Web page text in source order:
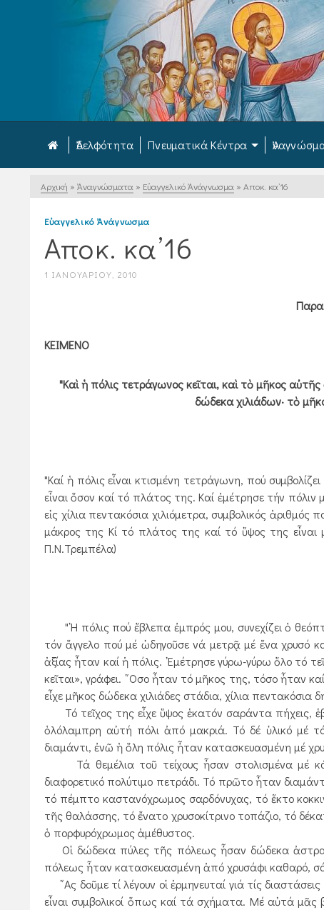
Ἀδελφότητα Πνευματικά Κέντρα
Αρχική » Ἀναγνώσματα » Εὐαγγελικό Ἀνάγνωσμα » Αποκ. κα’16
Εὐαγγελικό Ἀνάγνωσμα
Αποκ. κα’16
1 ΙΑΝΟΥΑΡΊΟΥ, 2010
ΚΕΙΜΕΝΟ
"Καὶ ἡ πόλις τετράγωνος κεῖται, καὶ τὸ μῆκος
δώδεκα χιλιάδων· τὸ
"Καί ἡ πόλις εἶναι κτισμένη τετράγωνη, πού
εἶναι ὅσον καί τό πλάτος της. Καί ἐμέτρησε τήν πόλιν
εἰς χίλια πεντακόσια χιλιόμετρα, συμβολικός
μάκρος της Κί τό πλάτος της καί τό ὕψος της
Π.Ν.Τρεμπέλα)
"῾Η πόλις πού ἔβλεπα ἐμπρός μου, συνεχίζει ὁ
τόν ἄγγελο πού μέ ὡδηγοῦσε νά μετρᾷ μέ ἕνα χρυσό
ἀξίας ἦταν καί ἡ πόλις. ᾿Εμέτρησε γύρω-γύρω ὅλο τό
κεῖται», γράφει. ῞Οσο ἦταν τό μῆκος της, τόσο ἦταν
εἶχε μῆκος δώδεκα χιλιάδες στάδια, χίλια πεντακόσια
Τό τεῖχος της εἶχε ὕψος ἑκατόν σαράντα πήχεις,
ὁλόλαμπρη αὐτή πόλι ἀπό μακριά. Τό δέ ὑλικό μέ
διαμάντι, ἐνῶ ἡ ὅλη πόλις ἦταν κατασκευασμένη μέ
Τά θεμέλια τοῦ τείχους ἦσαν στολισμένα μέ
διαφορετικό πολύτιμο πετράδι. Τό πρῶτο ἦταν
τό πέμπτο καστανόχρωμος σαρδόνυχας, τό ἕκτο
τῆς θαλάσσης, τό ἔνατο χρυσοκίτρινο τοπάζιο, τό
ὁ πορφυρόχρωμος ἀμέθυστος.
Οἱ δώδεκα πύλες τῆς πόλεως ἦσαν δώδεκα
πόλεως ἦταν κατασκευασμένη ἀπό χρυσάφι καθαρό,
῎Ας δοῦμε τί λέγουν οἱ ἑρμηνευταί γιά τίς
εἶναι συμβολικοί ὅπως καί τά σχήματα. Μέ αὐτά μᾶς